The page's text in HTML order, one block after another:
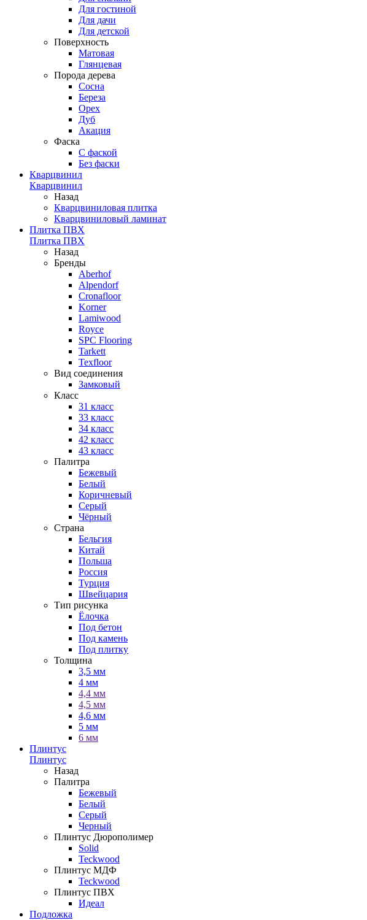
Для гостиной
Для дачи
Для детской
Поверхность
Матовая
Глянцевая
Порода дерева
Сосна
Береза
Орех
Дуб
Акация
Фаска
С фаской
Без фаски
Кварцвинил
Кварцвинил
Назад
Кварцвиниловая плитка
Кварцвиниловый ламинат
Плитка ПВХ
Плитка ПВХ
Назад
Бренды
Aberhof
Alpendorf
Cronafloor
Korner
Lamiwood
Royce
SPC Flooring
Tarkett
Texfloor
Вид соединения
Замковый
Класс
31 класс
33 класс
34 класс
42 класс
43 класс
Палитра
Бежевый
Белый
Коричневый
Серый
Чёрный
Страна
Бельгия
Китай
Польша
Россия
Турция
Швейцария
Тип рисунка
Ёлочка
Под бетон
Под камень
Под плитку
Толщина
3,5 мм
4 мм
4,4 мм
4,5 мм
4,6 мм
5 мм
6 мм
Плинтус
Плинтус
Назад
Палитра
Бежевый
Белый
Серый
Черный
Плинтус Дюрополимер
Solid
Teckwood
Плинтус МДФ
Teckwood
Плинтус ПВХ
Идеал
Подложка